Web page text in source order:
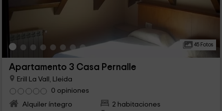
45 Fotos
Apartamento 3 Casa Pernalle
Erill La Vall, Lleida
0 opiniones
Alquiler íntegro
2 habitaciones